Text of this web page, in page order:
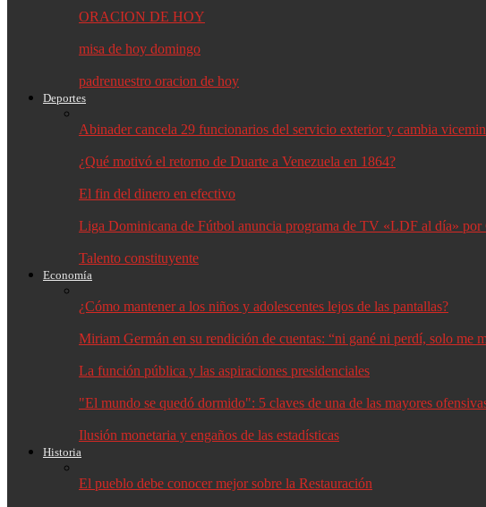
ORACION DE HOY
misa de hoy domingo
padrenuestro oracion de hoy
Deportes
Abinader cancela 29 funcionarios del servicio exterior y cambia
¿Qué motivó el retorno de Duarte a Venezuela en 1864?
El fin del dinero en efectivo
Liga Dominicana de Fútbol anuncia programa de TV «LDF al día»
Talento constituyente
Economía
¿Cómo mantener a los niños y adolescentes lejos de las pantallas?
Miriam Germán en su rendición de cuentas: “ni gané ni perdí, solo me
La función pública y las aspiraciones presidenciales
"El mundo se quedó dormido": 5 claves de una de las mayores
Ilusión monetaria y engaños de las estadísticas
Historia
El pueblo debe conocer mejor sobre la Restauración